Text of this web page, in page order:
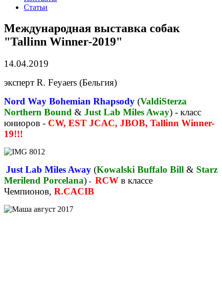
Статьи
Международная выставка собак
"Tallinn Winner-2019"
14.04.2019
эксперт R. Feyaers (Бельгия)
Nord Way Bohemian Rhapsody (ValdiSterza
Northern Bound & Just Lab Miles Away) - класс
юниоров - CW, EST JCAC, JBOB, Tallinn Winner-
19!!!
Just Lab Miles Away (Kowalski Buffalo Bill & Starz
Merilend Porcelana) - RCW в классе
Чемпионов, R.CACIB